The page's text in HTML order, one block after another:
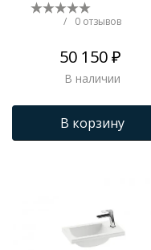
Душевые
Душевые
Трапы для
/ 0 отзывов
50 150 ₽
В наличии
В корзину